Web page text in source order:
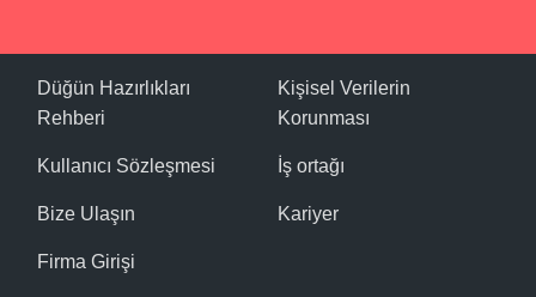
Düğün Hazırlıkları
Rehberi
Kullanıcı Sözleşmesi
Bize Ulaşın
Firma Girişi
Kişisel Verilerin
Korunması
İş ortağı
Kariyer